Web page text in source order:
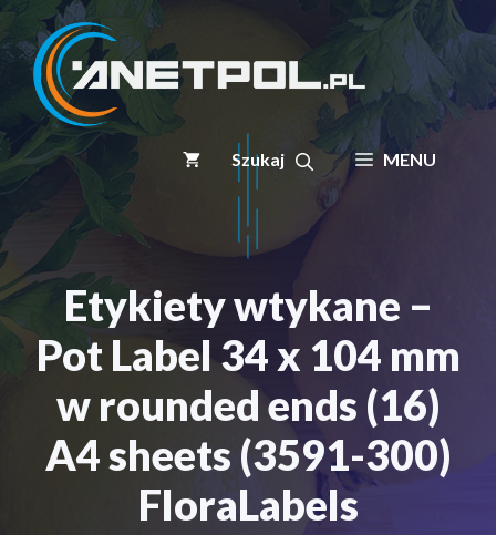
Przejdź
do
treści
MENU
Etykiety wtykane –
Pot Label 34 x 104 mm
w rounded ends (16)
A4 sheets (3591-300)
FloraLabels